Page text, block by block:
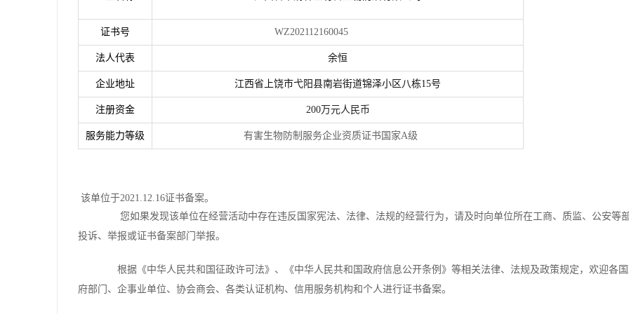
证书号 WZ202112160045
法人代表 余恒
企业地址 江西省上饶市弋阳县南岩街道锦泽小区八栋15号
注册资金 200万元人民币
服务能力等级 有害生物防制服务企业资质证书国家A级
该单位于2021.12.16证书备案。
您如果发现该单位在经营活动中存在违反国家宪法、法律、法规的经营行为，请及时向单位所在工商、质监、公安等
投诉、举报或证书备案部门举报。
根据《中华人民共和国征政许可法》、《中华人民共和国政府信息公开条例》等相关法律、法规及政策规定，欢迎各
府部门、企事业单位、协会商会、各类认证机构、信用服务机构和个人进行证书备案。